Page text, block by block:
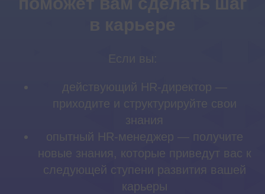
в карьере
Если вы:
действующий HR-директор —
приходите и структурируйте свои
знания
опытный HR-менеджер — получите
новые знания, которые приведут вас к
следующей ступени развития вашей
карьеры
Компаниям
Рекрутмент для команд
Командная лицензия